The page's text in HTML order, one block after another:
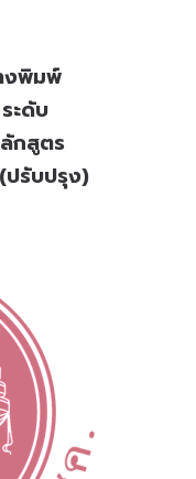
งพิมพ์
ะดับ
กสูตร
รับปรุง)